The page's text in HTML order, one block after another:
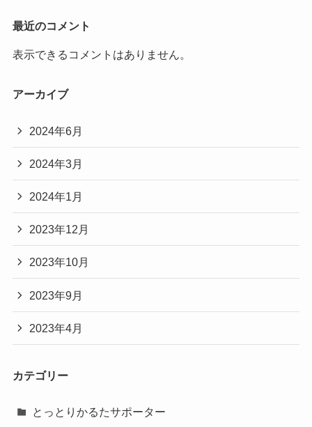
最近のコメント
表示できるコメントはありません。
アーカイブ
2024年6月
2024年3月
2024年1月
2023年12月
2023年10月
2023年9月
2023年4月
カテゴリー
とっとりかるたサポーター